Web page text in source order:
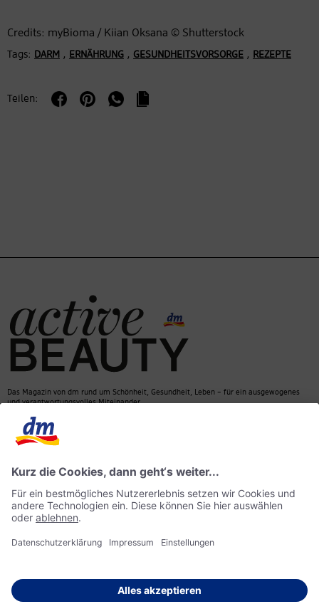
Credits: myBioma / Kiian Oksana © Shutterstock
Tags: DARM , ERNÄHRUNG , GESUNDHEITSVORSORGE , REZEPTE
Teilen:
Das Magazin von dm rund um Schönheit, Gesundheit, Leben – für ein ausgewogenes
und verantwortungsvolles Miteinander.